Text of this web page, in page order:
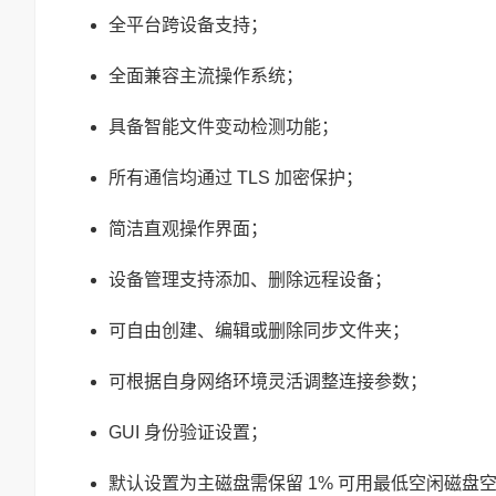
全平台跨设备支持；
全面兼容主流操作系统；
具备智能文件变动检测功能；
所有通信均通过 TLS 加密保护；
简洁直观操作界面；
设备管理支持添加、删除远程设备；
可自由创建、编辑或删除同步文件夹；
可根据自身网络环境灵活调整连接参数；
GUI 身份验证设置；
默认设置为主磁盘需保留 1% 可用最低空闲磁盘